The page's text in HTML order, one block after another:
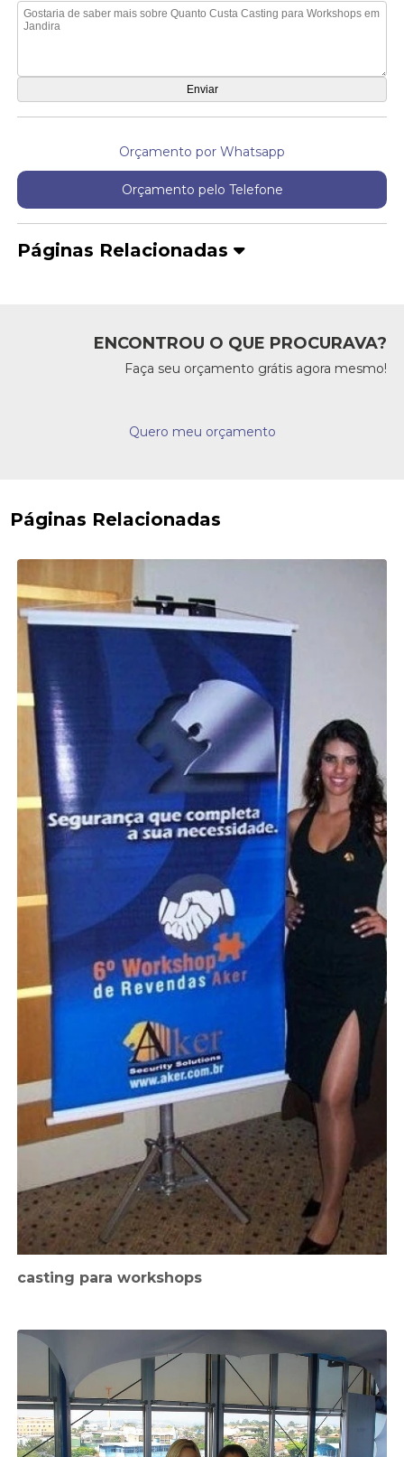
Orçamento por Whatsapp
Orçamento pelo Telefone
Páginas Relacionadas
ENCONTROU O QUE PROCURAVA?
Faça seu orçamento grátis agora mesmo!
Quero meu orçamento
Páginas Relacionadas
casting para workshops